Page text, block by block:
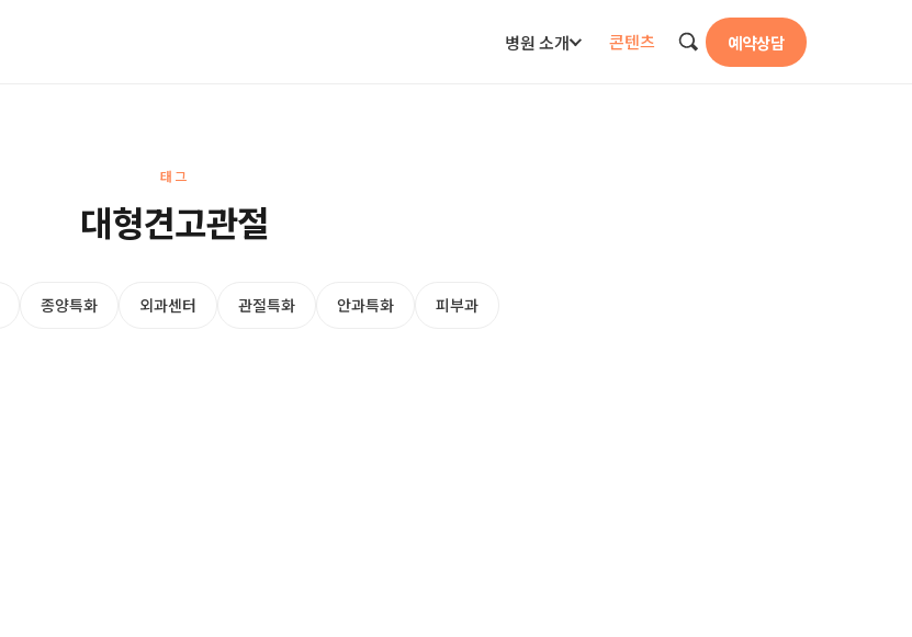
병원 소개 콘텐츠 예약상담
태그
대형견고관절
종양특화 외과센터 관절특화 안과특화 피부과